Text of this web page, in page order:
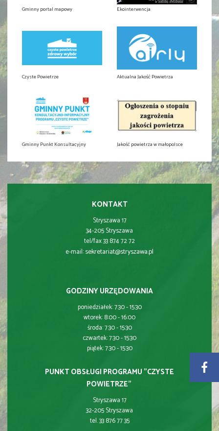
Gminny portal mapowy Ekointerwencja
Czyste Powietrze Aktualna Jakość Powietrza
Gminny Punkt Konsultacyjny Jakość powietrza w małopolsce
KONTAKT
Stryszawa 17
34-205 Stryszawa
tel/fax 33 874 72 72
e-mail:sekretariat@stryszawa.pl
GODZINY URZĘDOWANIA
poniedziałek: 7:30 - 15:30
wtorek: 8:00 - 16:00
środa: 7:30 - 15:30
czwartek: 7:30 - 15:30
piątek: 7:30 - 15:30
PUNKT OBSŁUGI PROGRAMU "CZYSTE
POWIETRZE"
Stryszawa 17
32-205 Stryszawa
tel. 33 876 77 35